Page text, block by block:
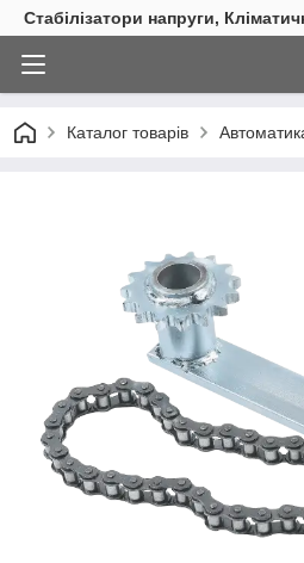
Стабілізатори напруги,
Каталог товарів